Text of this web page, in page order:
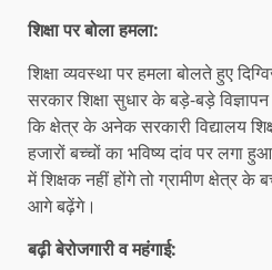
शिक्षा पर बोला हमला:
शिक्षा व्यवस्था पर हमला बोलते हुए
सरकार शिक्षा सुधार के बड़े-बड़े
कि क्षेत्र के अनेक सरकारी विद्यालय
हजारों बच्चों का भविष्य दांव पर लगा
में शिक्षक नहीं होंगे तो ग्रामीण क्षेत्र के
आगे बढ़ेंगे।
बढ़ी बेरोजगारी व महंगाई: